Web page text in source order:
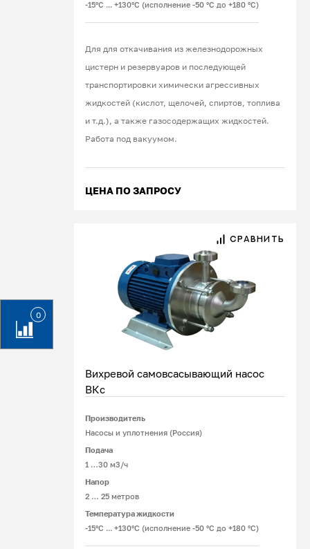
0
-15°С ... +130°С (исполнение -50 °С до +180 °С)
Для для откачивания из железнодорожных
цистерн и резервуаров и последующей
транспортировки химически агрессивных
жидкостей (кислот, щелочей, спиртов, топлива
и т.д.), а также газосодержащих жидкостей.
Работа под вакуумом.
ЦЕНА ПО ЗАПРОСУ
СРАВНИТЬ
Вихревой самовсасывающий насос
ВКс
Производитель
Насосы и уплотнения (Россия)
Подача
1 …30 м3/ч
Напор
2 … 25 метров
Температура жидкости
-15°С ... +130°С (исполнение -50 °С до +180 °С)